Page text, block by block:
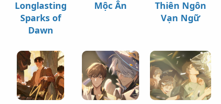
Longlasting
Sparks of
Dawn
Mộc Ân
Thiên Ngôn
Vạn Ngữ